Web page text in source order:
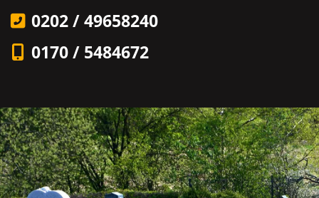
0202 / 49658240
0170 / 5484672